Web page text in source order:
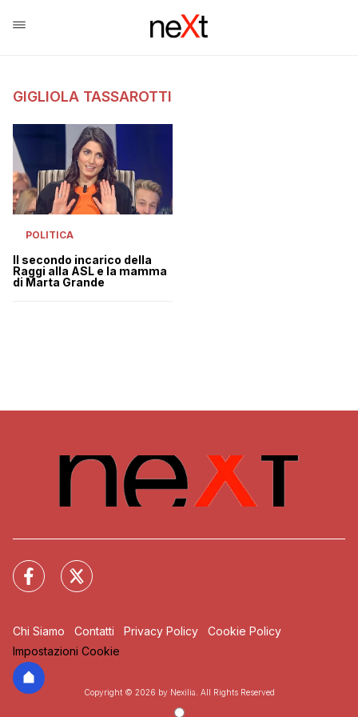
GIGLIOLA TASSAROTTI
POLITICA
Il secondo incarico della
Raggi alla ASL e la mamma
di Marta Grande
Chi Siamo Contatti Privacy Policy
Cookie Policy
Impostazioni Cookie
Copyright © 2026 by Nexilia. All Rights Reserved